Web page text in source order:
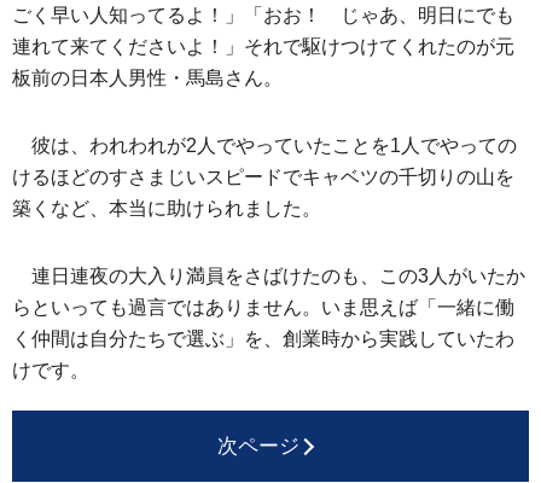
ごく早い人知ってるよ！」「おお！ じゃあ、明日にでも
連れて来てくださいよ！」それで駆けつけてくれたのが元
板前の日本人男性・馬島さん。
彼は、われわれが2人でやっていたことを1人でやっての
けるほどのすさまじいスピードでキャベツの千切りの山を
築くなど、本当に助けられました。
連日連夜の大入り満員をさばけたのも、この3人がいたか
らといっても過言ではありません。いま思えば「一緒に働
く仲間は自分たちで選ぶ」を、創業時から実践していたわ
けです。
次ページ